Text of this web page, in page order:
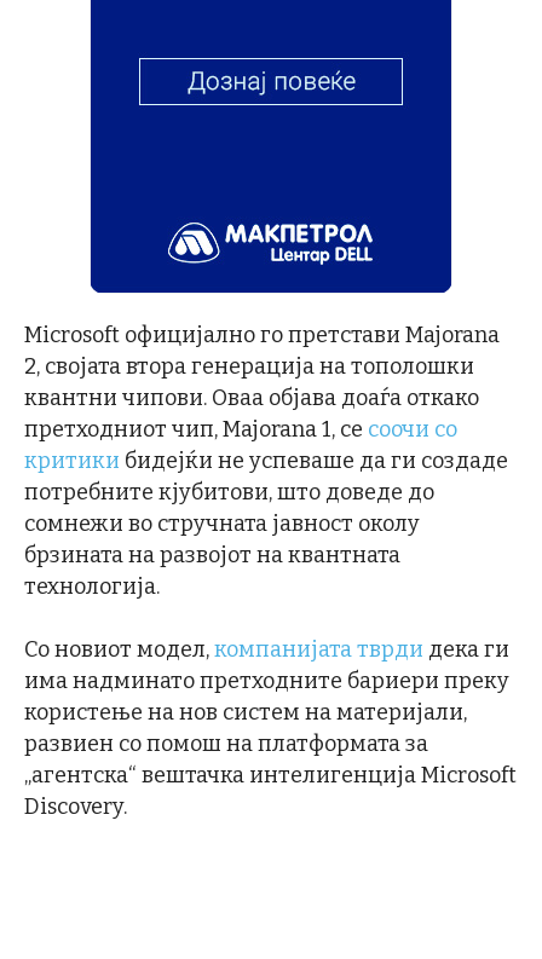
Microsoft официјално го претстави Majorana
2, својата втора генерација на тополошки
квантни чипови. Оваа објава доаѓа откако
претходниот чип, Majorana 1, се соочи со
критики бидејќи не успеваше да ги создаде
потребните кјубитови, што доведе до
сомнежи во стручната јавност околу
брзината на развојот на квантната
технологија.
Со новиот модел,компанијата тврди дека ги
има надминато претходните бариери преку
користење на нов систем на материјали,
развиен со помош на платформата за
„агентска“ вештачка интелигенција Microsoft
Discovery.